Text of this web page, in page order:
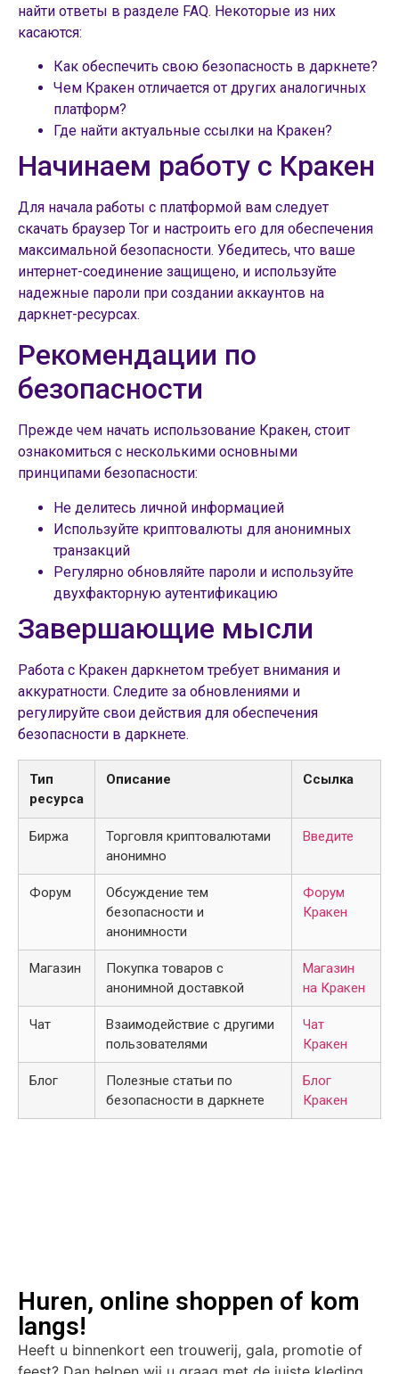
найти ответы в разделе FAQ. Некоторые из них
касаются:
Как обеспечить свою безопасность в даркнете?
Чем Кракен отличается от других аналогичных
платформ?
Где найти актуальные ссылки на Кракен?
Начинаем работу с Кракен
Для начала работы с платформой вам следует
скачать браузер Tor и настроить его для обеспечения
максимальной безопасности. Убедитесь, что ваше
интернет-соединение защищено, и используйте
надежные пароли при создании аккаунтов на
даркнет-ресурсах.
Рекомендации по
безопасности
Прежде чем начать использование Кракен, стоит
ознакомиться с несколькими основными
принципами безопасности:
Не делитесь личной информацией
Используйте криптовалюты для анонимных
транзакций
Регулярно обновляйте пароли и используйте
двухфакторную аутентификацию
Завершающие мысли
Работа с Кракен даркнетом требует внимания и
аккуратности. Следите за обновлениями и
регулируйте свои действия для обеспечения
безопасности в даркнете.
Тип
ресурса
Описание Ссылка
Биржа
Торговля криптовалютами
анонимно
Введите
Форум
Обсуждение тем
безопасности и
анонимности
Форум
Кракен
Магазин
Покупка товаров с
анонимной доставкой
Магазин
на Кракен
Чат
Взаимодействие с другими
пользователями
Чат
Кракен
Блог
Полезные статьи по
безопасности в даркнете
Блог
Кракен
Huren, online shoppen of kom
langs!
Heeft u binnenkort een trouwerij, gala, promotie of